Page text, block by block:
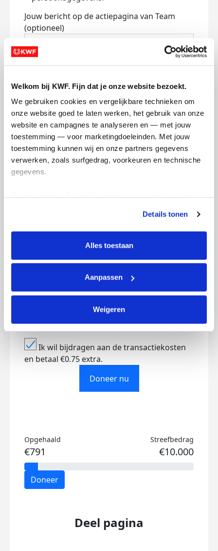
Welkom bij KWF. Fijn dat je onze website bezoekt.
We gebruiken cookies en vergelijkbare technieken om
onze website goed te laten werken, het gebruik van onze
website en campagnes te analyseren en — met jouw
toestemming — voor marketingdoeleinden. Met jouw
toestemming kunnen wij en onze partners gegevens
verwerken, zoals surfgedrag, voorkeuren en technische
gegevens.
tonen. Je kunt je toestemming op elk moment wijzigen of
intrekken via Cookie instellingen onderaan de pagina. De
lijst met cookies is te vinden in het tabblad “details”.
Details tonen
Alles toestaan
Aanpassen
Weigeren
Jouw bericht op de actiepagina van Team
(optioneel)
0/150
Volgende
Volgende
Ik wil bijdragen aan de transactiekosten
en betaal €0.75 extra.
Doneer nu
Opgehaald
€791
Streefbedrag
€10.000
Doneer
Deel pagina